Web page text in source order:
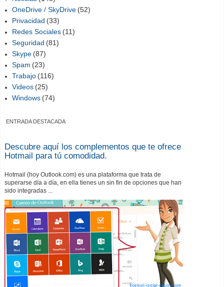
OneDrive / SkyDrive (52)
Privacidad (33)
Redes Sociales (11)
Seguridad (81)
Skype (87)
Spam (23)
Trabajo (116)
Videos (25)
Windows (74)
ENTRADA DESTACADA
Descubre aquí los complementos que te ofrece
Hotmail para tú comodidad.
Hotmail (hoy Outlook.com) es una plataforma que trata de
superarse día a día, en ella tienes un sin fin de opciones que han
sido integradas ...